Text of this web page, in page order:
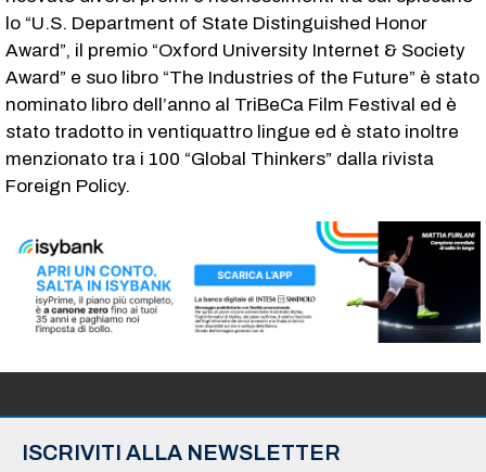
lo “U.S. Department of State Distinguished Honor
Award”, il premio “Oxford University Internet & Society
Award” e suo libro “The Industries of the Future” è stato
nominato libro dell’anno al TriBeCa Film Festival ed è
stato tradotto in ventiquattro lingue ed è stato inoltre
menzionato tra i 100 “Global Thinkers” dalla rivista
Foreign Policy.
ISCRIVITI ALLA NEWSLETTER